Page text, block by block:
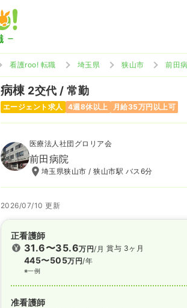
看護roo! 転職 埼玉県 狭山市 前田
病棟 2交代 / 常勤
エージェント求人 4週8休以上 月給35万円以上可
医療法人社団グロリア会
前田病院
埼玉県狭山市 / 狭山市駅 バス6分
2026/07/10 更新
正看護師
31.6〜35.6万円/月
445〜505万円/年
※一例
賞与 3ヶ月
准看護師